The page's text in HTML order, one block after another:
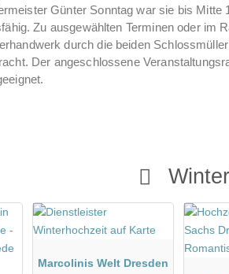
Günter Sonntag war sie bis Mitte
Zu ausgewählten Terminen oder im
durch die beiden
Der angeschlossene
Marcolinis Welt Dresden